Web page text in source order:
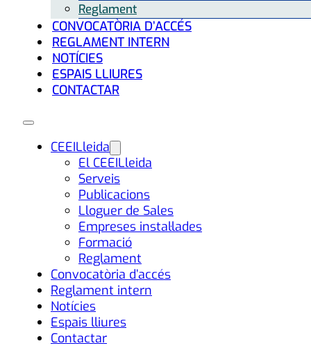
Reglament
CONVOCATÒRIA D’ACCÉS
REGLAMENT INTERN
NOTÍCIES
ESPAIS LLIURES
CONTACTAR
CEEILleida
El CEEILleida
Serveis
Publicacions
Lloguer de Sales
Empreses instal·lades
Formació
Reglament
Convocatòria d’accés
Reglament intern
Notícies
Espais lliures
Contactar